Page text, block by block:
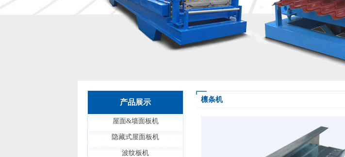
产品展示
屋面&墙面板机
隐藏式屋面板机
波纹板机
檩条机